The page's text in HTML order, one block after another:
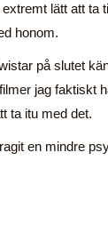
lätt att ta
honom.
på slutet
jag faktiskt
ta itu med det.
en mindre